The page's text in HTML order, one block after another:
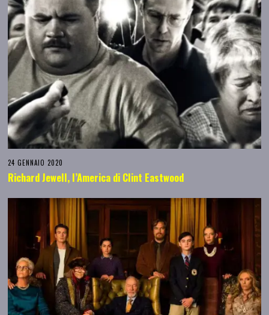
24 GENNAIO 2020
Richard Jewell, l’America di Clint Eastwood